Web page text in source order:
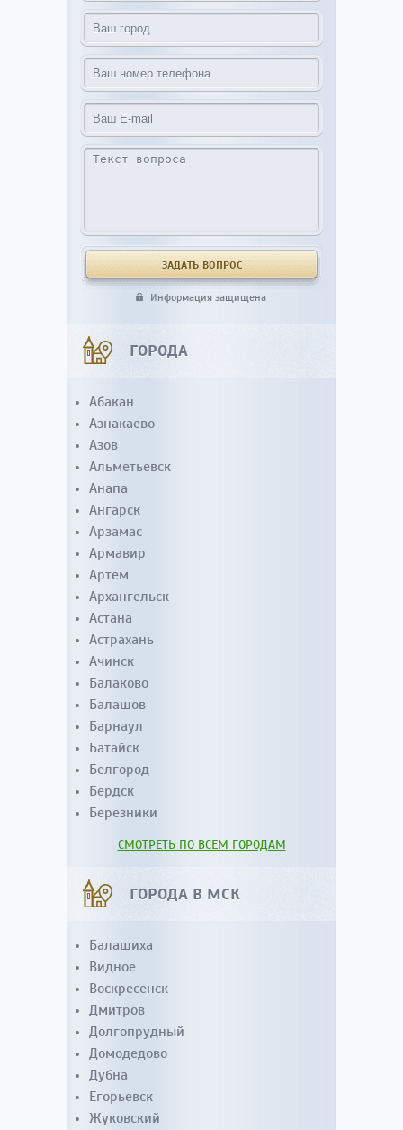
Информация защищена
ГОРОДА
Абакан
Азнакаево
Азов
Альметьевск
Анапа
Ангарск
Арзамас
Армавир
Артем
Архангельск
Астана
Астрахань
Ачинск
Балаково
Балашов
Барнаул
Батайск
Белгород
Бердск
Березники
СМОТРЕТЬ ПО ВСЕМ ГОРОДАМ
ГОРОДА В МСК
Балашиха
Видное
Воскресенск
Дмитров
Долгопрудный
Домодедово
Дубна
Егорьевск
Жуковский